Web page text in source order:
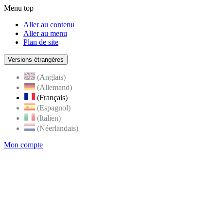
Menu top
Aller au contenu
Aller au menu
Plan de site
Versions étrangères
(Anglais)
(Allemand)
(Français)
(Espagnol)
(Italien)
(Néerlandais)
Mon compte